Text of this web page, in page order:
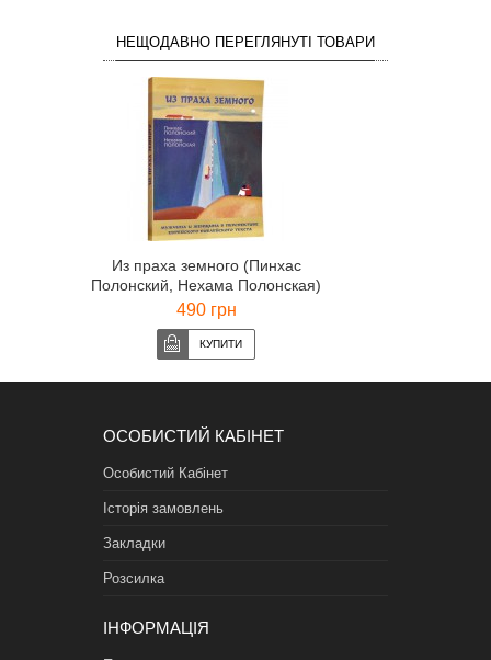
НЕЩОДАВНО ПЕРЕГЛЯНУТІ ТОВАРИ
Из праха земного (Пинхас
Полонский, Нехама Полонская)
490 грн
ОСОБИСТИЙ КАБІНЕТ
Особистий Кабінет
Історія замовлень
Закладки
Розсилка
ІНФОРМАЦІЯ